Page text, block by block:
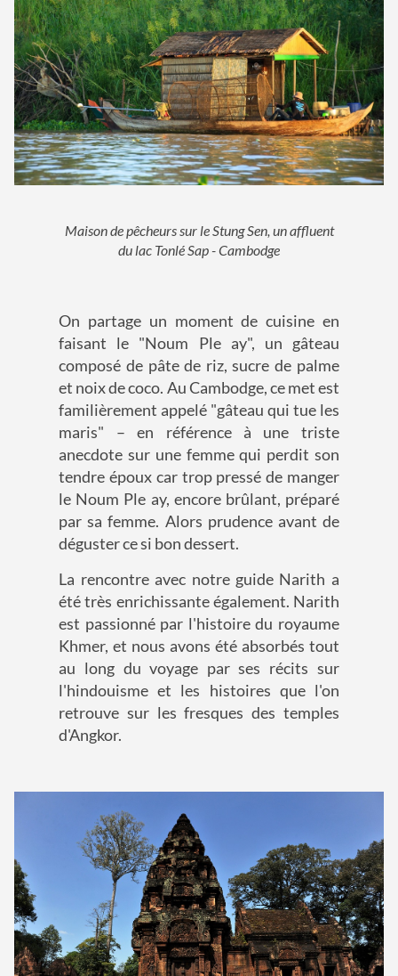
Maison de pêcheurs sur le Stung Sen, un affluent
du lac Tonlé Sap - Cambodge
On partage un moment de cuisine en
faisant le "Noum Ple ay", un gâteau
composé de pâte de riz, sucre de palme
et noix de coco. Au Cambodge, ce met est
familièrement appelé "gâteau qui tue les
maris" – en référence à une triste
anecdote sur une femme qui perdit son
tendre époux car trop pressé de manger
le Noum Ple ay, encore brûlant, préparé
par sa femme. Alors prudence avant de
déguster ce si bon dessert.
La rencontre avec notre guide Narith a
été très enrichissante également. Narith
est passionné par l'histoire du royaume
Khmer, et nous avons été absorbés tout
au long du voyage par ses récits sur
l'hindouisme et les histoires que l'on
retrouve sur les fresques des temples
d'Angkor.